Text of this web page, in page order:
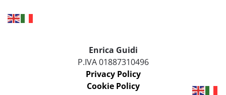
Enrica Guidi
P.IVA 01887310496
Privacy Policy
Cookie Policy